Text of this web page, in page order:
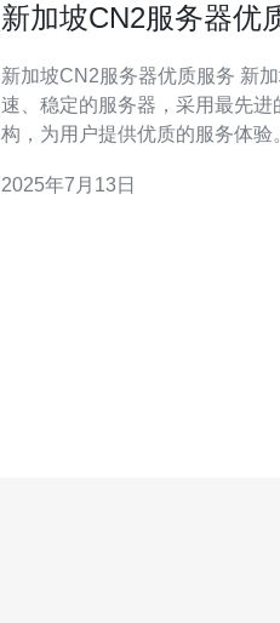
新加坡CN2服务器优
新加坡CN2服务器优质服务 新加坡CN2服务器是一种高
速、稳定的服务器，采用最先进
构，为用户提供优质的服务体验
境。 新加坡CN2服务器提供的优质服务有以下几个特点：
2025年7月13日